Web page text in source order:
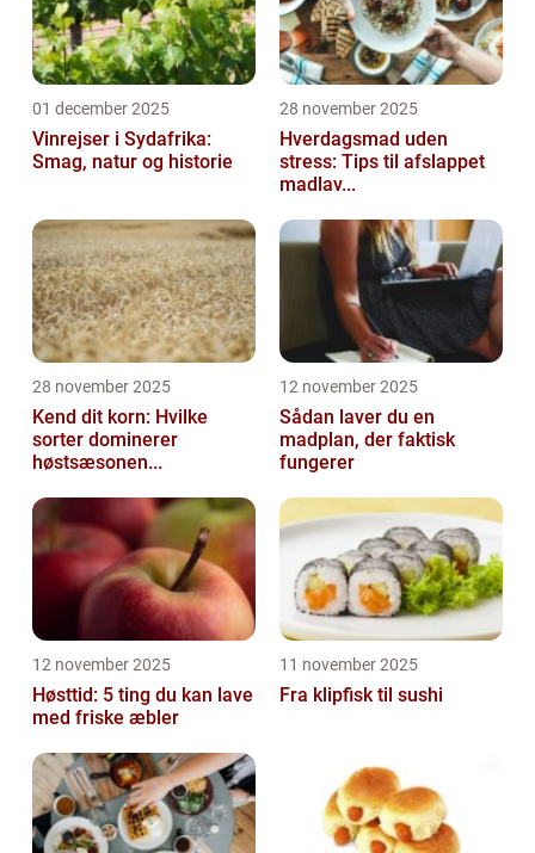
01 december 2025
Vinrejser i Sydafrika:
Smag, natur og historie
28 november 2025
Hverdagsmad uden
stress: Tips til afslappet
madlav...
28 november 2025
Kend dit korn: Hvilke
sorter dominerer
høstsæsonen...
12 november 2025
Sådan laver du en
madplan, der faktisk
fungerer
12 november 2025
Høsttid: 5 ting du kan lave
med friske æbler
11 november 2025
Fra klipfisk til sushi